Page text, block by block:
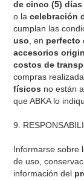
de cinco (5)
o lacelebración
cumplan las
uso , en perfecto
accesorios
costos de
compras
físicos no están
que ABKA lo
9.
Informarse sobre
de uso,
información del